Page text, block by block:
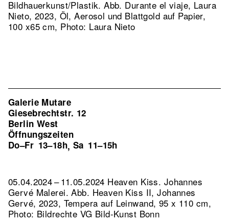
Bildhauerkunst/Plastik.Abb. Durante el viaje, Laura
Nieto, 2023, Öl, Aerosol und Blattgold auf Papier,
100 x65 cm, Photo: Laura Nieto
Galerie Mutare
Giesebrechtstr. 12
Berlin West
Öffnungszeiten
Do–Fr 13–18h, Sa 11–15h
05.04.2024 – 11.05.2024 Heaven Kiss. Johannes
Gervé Malerei.Abb. Heaven Kiss II, Johannes
Gervé, 2023, Tempera auf Leinwand, 95 x 110 cm,
Photo: Bildrechte VG Bild-Kunst Bonn